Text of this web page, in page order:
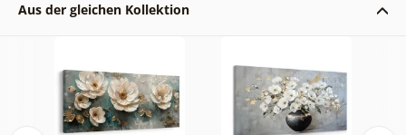
Aus der gleichen Kollektion